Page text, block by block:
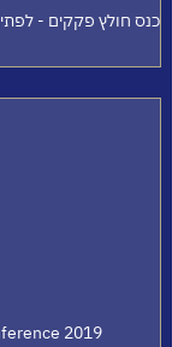
כנס חולץ פקקים -
2019